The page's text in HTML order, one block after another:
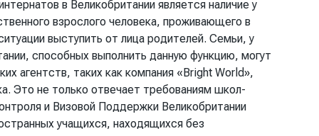
в Великобритании является наличие у
взрослого человека, проживающего в
выступить от лица родителей. Семьи, у
способных выполнить данную функцию, могут
агентств, таких как компания «Bright World»,
Это не только отвечает требованиям школ-
и Визовой Поддержки Великобритании
учащихся, находящихся без